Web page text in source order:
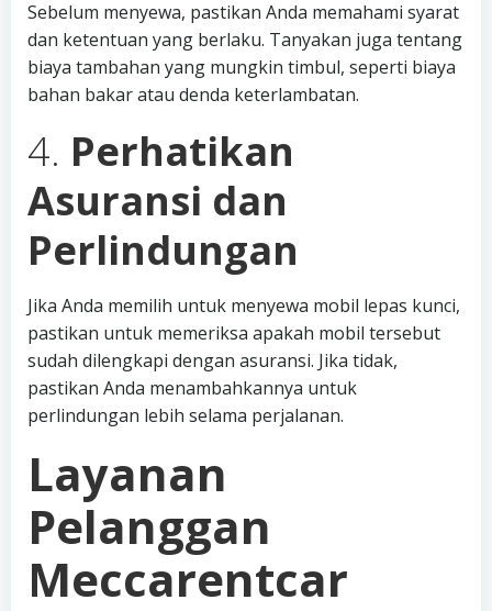
Sebelum menyewa, pastikan Anda memahami syarat
dan ketentuan yang berlaku. Tanyakan juga tentang
biaya tambahan yang mungkin timbul, seperti biaya
bahan bakar atau denda keterlambatan.
4. Perhatikan
Asuransi dan
Perlindungan
Jika Anda memilih untuk menyewa mobil lepas kunci,
pastikan untuk memeriksa apakah mobil tersebut
sudah dilengkapi dengan asuransi. Jika tidak,
pastikan Anda menambahkannya untuk
perlindungan lebih selama perjalanan.
Layanan
Pelanggan
Meccarentcar